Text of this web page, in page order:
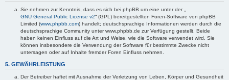
Sie nehmen zur Kenntnis, dass es sich bei phpBB um eine unter der „
GNU General Public License v2“ (GPL) bereitgestellten Foren-Software von phpBB
Limited (www.phpbb.com) handelt; deutschsprachige Informationen werden durch die
deutschsprachige Community unter www.phpbb.de zur Verfügung gestellt. Beide
haben keinen Einfluss auf die Art und Weise, wie die Software verwendet wird. Sie
können insbesondere die Verwendung der Software für bestimmte Zwecke nicht
untersagen oder auf Inhalte fremder Foren Einfluss nehmen.
5. GEWÄHRLEISTUNG
Der Betreiber haftet mit Ausnahme der Verletzung von Leben, Körper und Gesundheit